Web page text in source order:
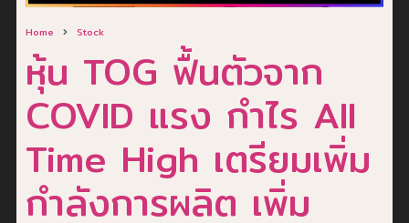
Home Stock
หุ้น TOG ฟื้นตัวจาก
COVID แรง กำไร All
Time High เตรียมเพิ่ม
กำลังการผลิต เพิ่ม